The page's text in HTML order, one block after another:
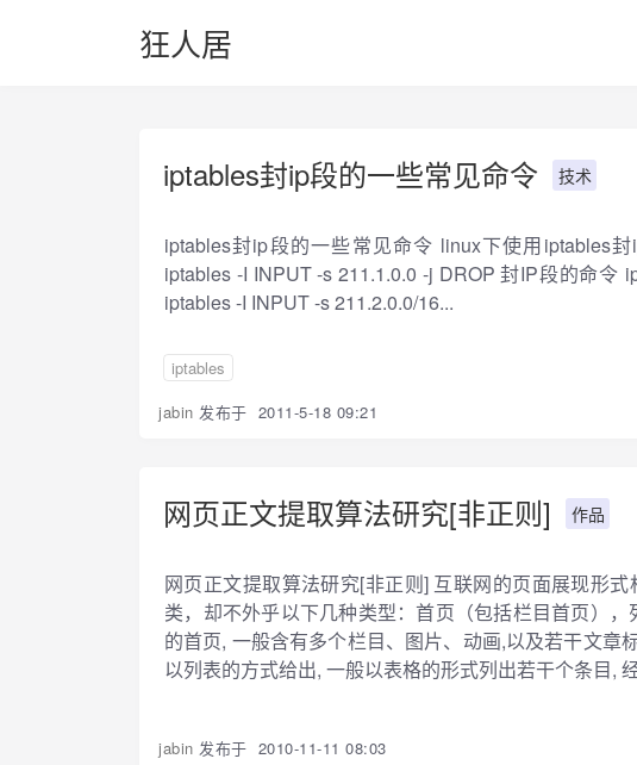
狂人居
iptables封ip段的一些常见命令 技术
iptables封ip段的一些常见命令 linux下使用iptables
iptables -I INPUT -s 211.1.0.0 -j DROP 封IP段的命令
iptables -I INPUT -s 211.2.0.0/16...
iptables
jabin 发布于 2011-5-18 09:21
网页正文提取算法研究[非正则] 作品
网页正文提取算法研究[非正则] 互联网的页面展现形
类，却不外乎以下几种类型：首页（包括栏目首页）
的首页, 一般含有多个栏目、图片、动画,以及若干文章
以列表的方式给出, 一般以表格的形式列出若干个条目,
jabin 发布于 2010-11-11 08:03